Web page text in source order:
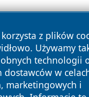
z plików
Używamy
technologii
dostawców w
marketingowych i